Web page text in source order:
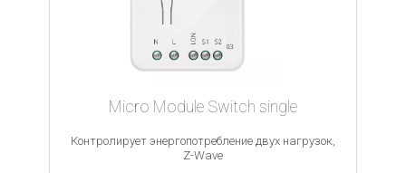
Micro Module Switch single
Контролирует энергопотребление двух нагрузок,
Z-Wave